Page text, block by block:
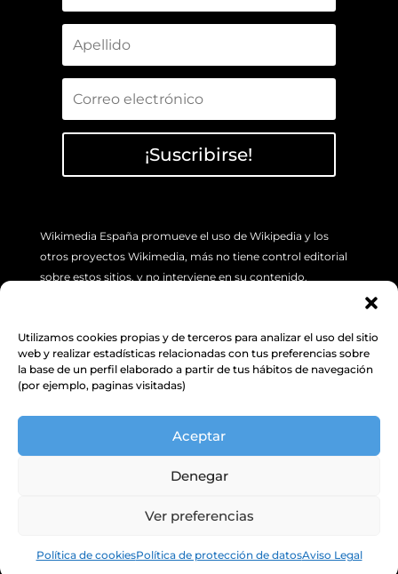
Utilizamos cookies propias y de terceros para analizar el uso del sitio
web y realizar estadísticas relacionadas con tus preferencias sobre
la base de un perfil elaborado a partir de tus hábitos de navegación
(por ejemplo, paginas visitadas)
Aceptar
Denegar
Ver preferencias
Política de cookiesPolítica de protección de datosAviso Legal
¡Suscribirse!
Wikimedia España promueve el uso de Wikipedia y los
otros proyectos Wikimedia, más no tiene control editorial
sobre estos sitios, y no interviene en su contenido.
favor utilice la pestaña de “Discusión”, ubicada en la parte
superior izquierda de cada artículo. Además, le sugerimos
revisar la siguienteINFORMACIÓN.
Política de Protección de datos y